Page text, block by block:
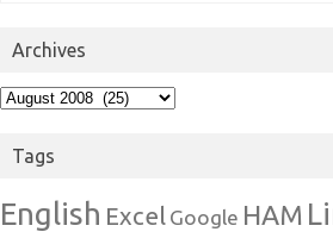
Archives
Archives
Tags
English Excel Google HAM